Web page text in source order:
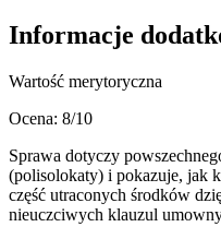
Informacje
Wartość merytoryczna
Ocena: 8/10
Sprawa dotyczy
(polisolokaty) i pokazuje, jak
część utraconych środków
nieuczciwych klauzul